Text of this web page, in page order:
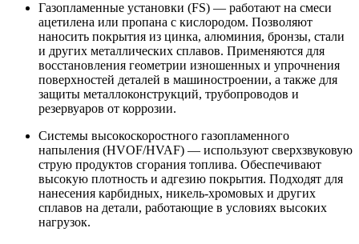
Газопламенные установки (FS) — работают на смеси
ацетилена или пропана с кислородом. Позволяют
наносить покрытия из цинка, алюминия, бронзы, стали
и других металлических сплавов. Применяются для
восстановления геометрии изношенных и упрочнения
поверхностей деталей в машиностроении, а также для
защиты металлоконструкций, трубопроводов и
резервуаров от коррозии.
Системы высокоскоростного газопламенного
напыления (HVOF/HVAF) — используют сверхзвуковую
струю продуктов сгорания топлива. Обеспечивают
высокую плотность и адгезию покрытия. Подходят для
нанесения карбидных, никель-хромовых и других
сплавов на детали, работающие в условиях высоких
нагрузок.